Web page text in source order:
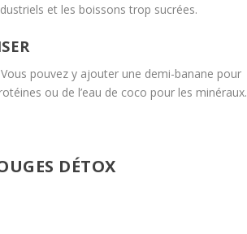
et les boissons trop sucrées.
pouvez y ajouter une demi-banane pour
ou de l’eau de coco pour les minéraux.
DÉTOX